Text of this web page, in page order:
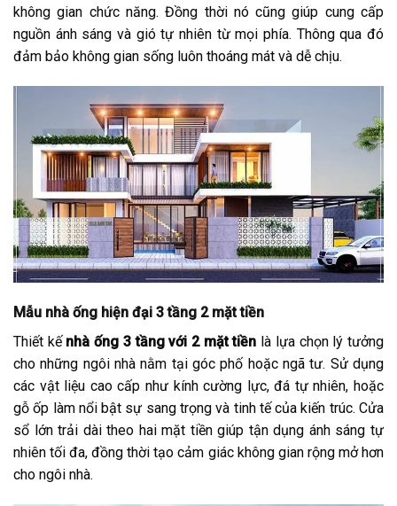
không gian chức năng. Đồng thời nó cũng giúp cung cấp
nguồn ánh sáng và gió tự nhiên từ mọi phía. Thông qua đó
đảm bảo không gian sống luôn thoáng mát và dễ chịu.
Mẫu nhà ống hiện đại 3 tầng 2 mặt tiền
Thiết kế nhà ống 3 tầng với 2 mặt tiền là lựa chọn lý tưởng
cho những ngôi nhà nằm tại góc phố hoặc ngã tư. Sử dụng
các vật liệu cao cấp như kính cường lực, đá tự nhiên, hoặc
gỗ ốp làm nổi bật sự sang trọng và tinh tế của kiến trúc. Cửa
sổ lớn trải dài theo hai mặt tiền giúp tận dụng ánh sáng tự
nhiên tối đa, đồng thời tạo cảm giác không gian rộng mở hơn
cho ngôi nhà.